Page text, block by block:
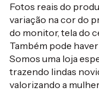
Fotos reais do
variação na cor do
do monitor, tela do
Também pode
Somos uma loja
trazendo lindas
valorizando a